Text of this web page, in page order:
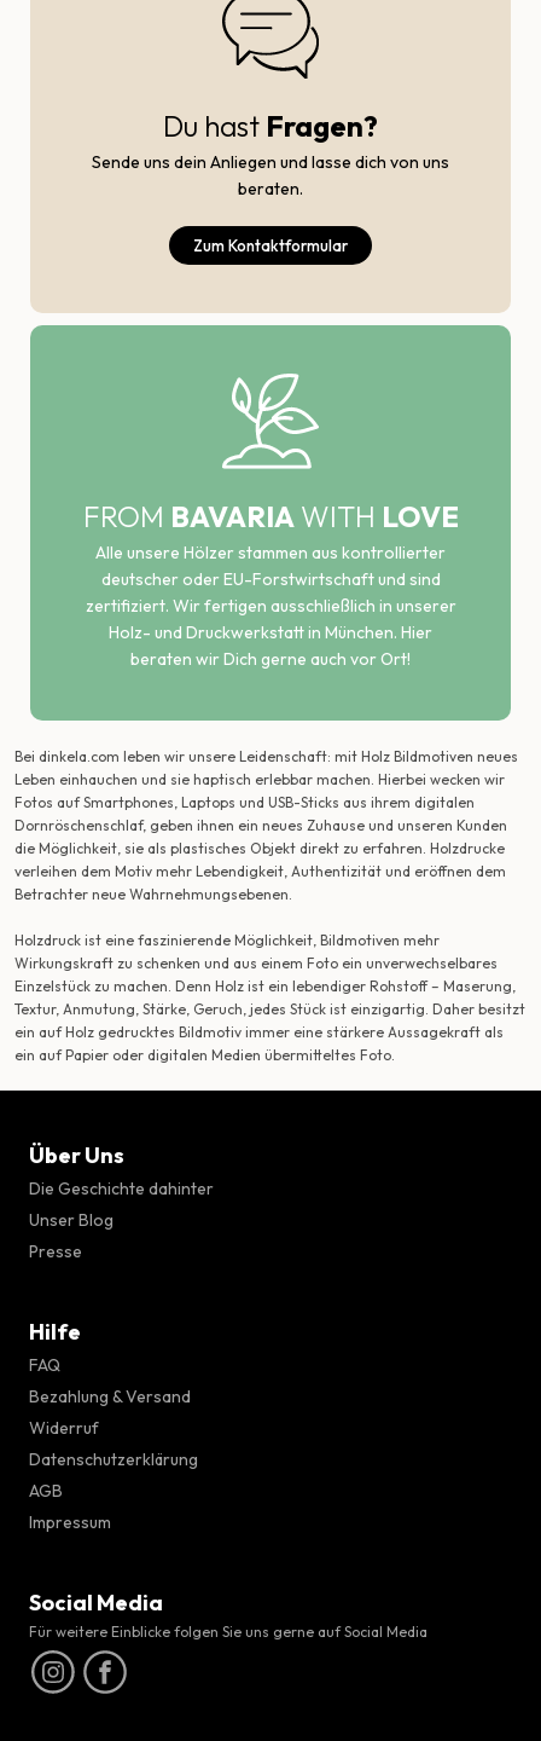
Du hast Fragen?
Sende uns dein Anliegen und lasse dich von uns
beraten.
Zum Kontaktformular
FROM BAVARIA WITH LOVE
Alle unsere Hölzer stammen aus kontrollierter
deutscher oder EU-Forstwirtschaft und sind
zertifiziert. Wir fertigen ausschließlich in unserer
Holz- und Druckwerkstatt in München. Hier
beraten wir Dich gerne auch vor Ort!
Bei dinkela.com leben wir unsere Leidenschaft: mit Holz Bildmotiven neues
Leben einhauchen und sie haptisch erlebbar machen. Hierbei wecken wir
Fotos auf Smartphones, Laptops und USB-Sticks aus ihrem digitalen
Dornröschenschlaf, geben ihnen ein neues Zuhause und unseren Kunden
die Möglichkeit, sie als plastisches Objekt direkt zu erfahren. Holzdrucke
verleihen dem Motiv mehr Lebendigkeit, Authentizität und eröffnen dem
Betrachter neue Wahrnehmungsebenen.
Holzdruck ist eine faszinierende Möglichkeit, Bildmotiven mehr
Wirkungskraft zu schenken und aus einem Foto ein unverwechselbares
Einzelstück zu machen. Denn Holz ist ein lebendiger Rohstoff – Maserung,
Textur, Anmutung, Stärke, Geruch, jedes Stück ist einzigartig. Daher besitzt
ein auf Holz gedrucktes Bildmotiv immer eine stärkere Aussagekraft als
ein auf Papier oder digitalen Medien übermitteltes Foto.
Über Uns
Die Geschichte dahinter
Unser Blog
Presse
Hilfe
FAQ
Bezahlung & Versand
Widerruf
Datenschutzerklärung
AGB
Impressum
Social Media
Für weitere Einblicke folgen Sie uns gerne auf Social Media